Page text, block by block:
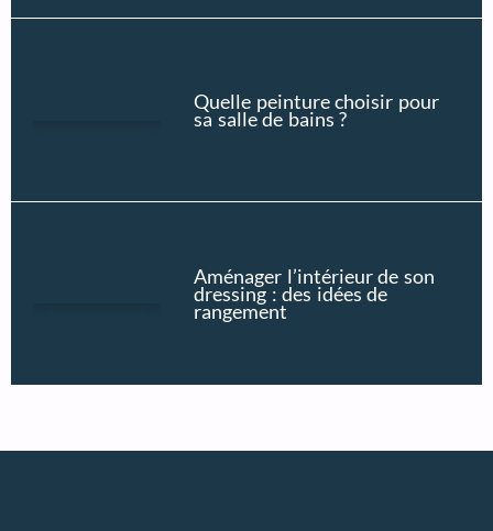
Quelle peinture choisir pour
sa salle de bains ?
Aménager l’intérieur de son
dressing : des idées de
rangement